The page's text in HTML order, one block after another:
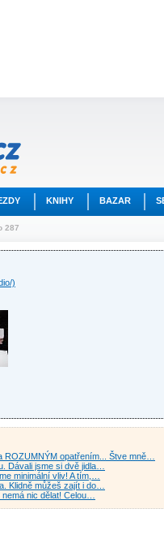
KNIHY BAZAR
287
)
opatřením... Štve mně…
Dávali jsme si dvě jidla…
minimální vliv! A tím,…
Klidně můžeš zajít i do…
nic dělat! Celou…